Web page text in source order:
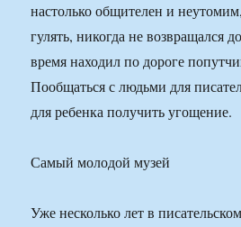
настолько общителен и
гулять, никогда не возвращался
время находил по дороге
Пообщаться с людьми для
для ребенка получить угощение.
Самый молодой музей
Уже несколько лет в